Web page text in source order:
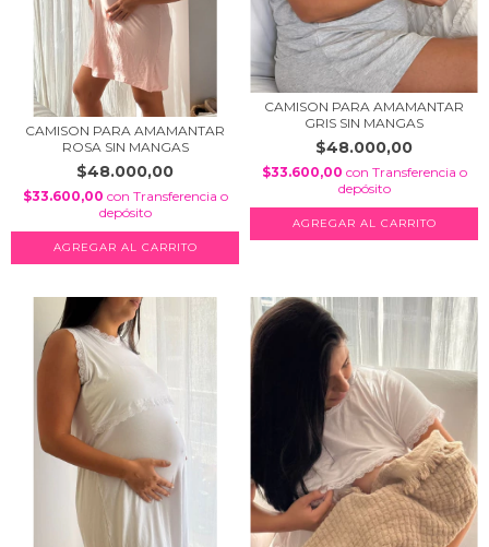
CAMISON PARA AMAMANTAR
ROSA SIN MANGAS
$48.000,00
$33.600,00 con Transferencia o
depósito
AGREGAR AL CARRITO
CAMISON PARA AMAMANTAR
GRIS SIN MANGAS
$48.000,00
$33.600,00 con Transferencia o
depósito
AGREGAR AL CARRITO